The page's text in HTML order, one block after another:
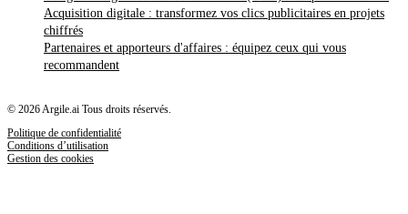
Acquisition digitale : transformez vos clics publicitaires en projets
chiffrés
Partenaires et apporteurs d'affaires : équipez ceux qui vous
recommandent
© 2026 Argile.ai Tous droits réservés.
Politique de confidentialité
Conditions d’utilisation
Gestion des cookies